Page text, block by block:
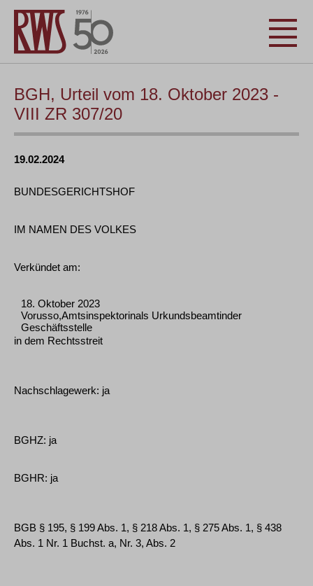
BGH, Urteil vom 18. Oktober 2023 -
VIII ZR 307/20
19.02.2024
BUNDESGERICHTSHOF
IM NAMEN DES VOLKES
Verkündet am:
18. Oktober 2023
Vorusso,Amtsinspektorinals Urkundsbeamtinder
Geschäftsstelle
in dem Rechtsstreit
Nachschlagewerk: ja
BGHZ: ja
BGHR: ja
BGB § 195, § 199 Abs. 1, § 218 Abs. 1, § 275 Abs. 1, § 438
Abs. 1 Nr. 1 Buchst. a, Nr. 3, Abs. 2